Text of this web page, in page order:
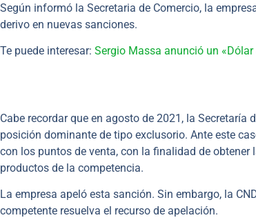
Según informó la Secretaria de Comercio, la
derivo en nuevas sanciones.
Te puede interesar: Sergio Massa anunció un «Dólar
Cabe recordar que en agosto de 2021, la
posición dominante de tipo exclusorio. Ante este
con los puntos de venta, con la finalidad de
productos de la competencia.
La empresa apeló esta sanción. Sin embargo, la
competente resuelva el recurso de apelación.